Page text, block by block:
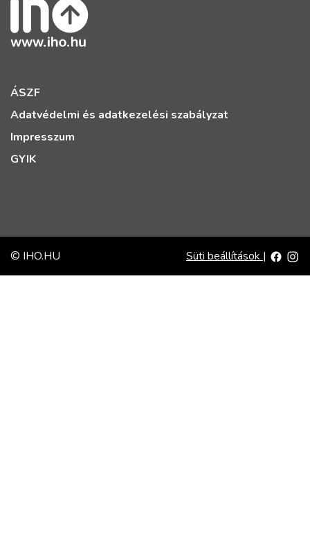
ÁSZF
Adatvédelmi és adatkezelési szabályzat
Impresszum
GYIK
© IHO.HU Süti beállítások |